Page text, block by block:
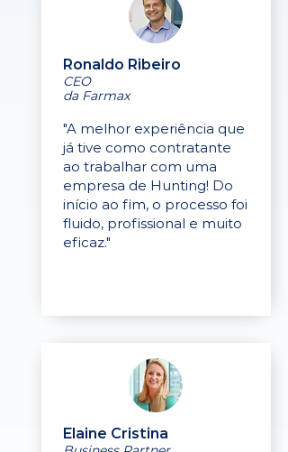
Ronaldo Ribeiro
CEO
da Farmax
"A melhor experiência que
já tive como contratante
ao trabalhar com uma
empresa de Hunting! Do
início ao fim, o processo foi
fluido, profissional e muito
eficaz."
Elaine Cristina